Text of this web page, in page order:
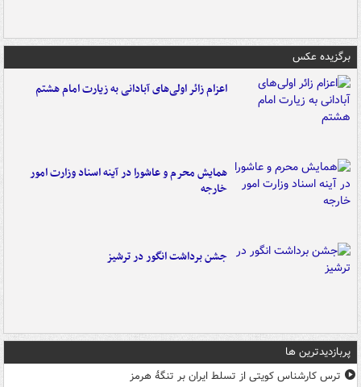
برگزیده عکس
اعزام زائر اولی‌های آبادانی به زیارت امام هشتم
همایش محرم و عاشورا در آینه اسناد وزارت امور
خارجه
جشن برداشت انگور در ترشیز
پربازدیدترین ها
ترس کارشناس کویتی از تسلط ایران بر تنگۀ هرمز